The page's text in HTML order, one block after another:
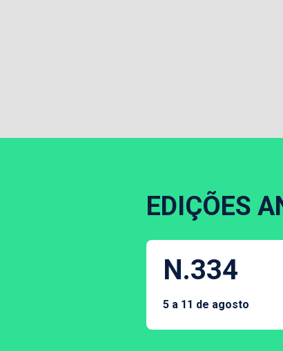
EDIÇÕES
N.334
5 a 11 de agosto